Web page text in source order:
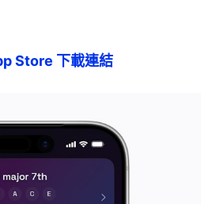
Store 下載連結